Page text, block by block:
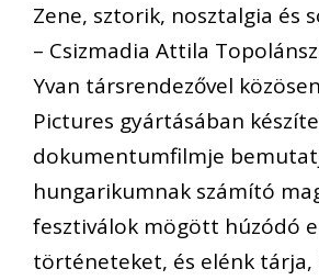
Zene, sztorik, nosztalgia és
– Csizmadia Attila
Yvan társrendezővel
Pictures gyártásában
dokumentumfilmje
hungarikumnak számító
fesztiválok mögött húzódó
történeteket, és elénk tárja,